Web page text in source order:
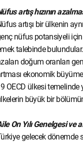
artış hızının
artışı bir ülkenin
nüfus potansiyeli
talebinde
doğum oranları
ekonomik
OECD ülkesi temelinde
büyük bir
On Yılı Genelgesi ve
gelecek dönemde